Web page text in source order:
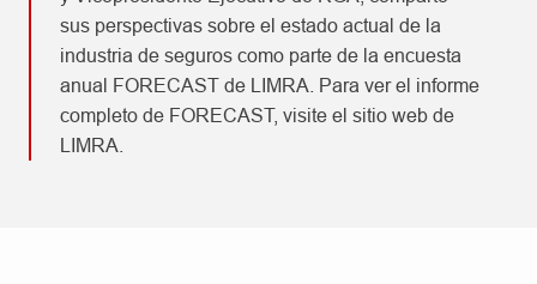
sus perspectivas sobre el estado actual de la
industria de seguros como parte de la encuesta
anual FORECAST de LIMRA. Para ver el informe
completo de FORECAST, visite el sitio web de
LIMRA.